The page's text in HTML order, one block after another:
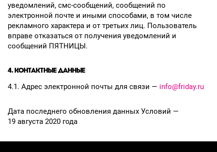
уведомлений, смс-сообщений, сообщений по
электронной почте и иными способами, в том числе
рекламного характера и от третьих лиц. Пользователь
вправе отказаться от получения уведомлений и
сообщений ПЯТНИЦЫ.
4. КОНТАКТНЫЕ ДАННЫЕ
4.1. Адрес электронной почты для связи — info@friday.ru
Дата последнего обновления данных Условий —
19 августа 2020 года